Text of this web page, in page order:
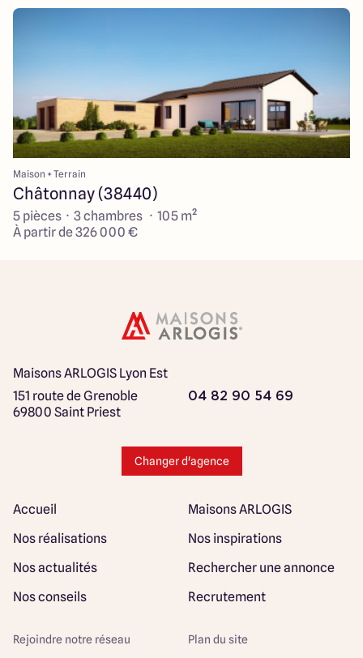
Maison + Terrain
Châtonnay (38440)
5 pièces · 3 chambres · 105 m²
À partir de 326 000 €
Maisons ARLOGIS Lyon Est
151 route de Grenoble
69800 Saint Priest
04 82 90 54 69
Changer d'agence
Accueil
Maisons ARLOGIS
Nos réalisations
Nos inspirations
Nos actualités
Rechercher une annonce
Nos conseils
Recrutement
Rejoindre notre réseau Plan du site